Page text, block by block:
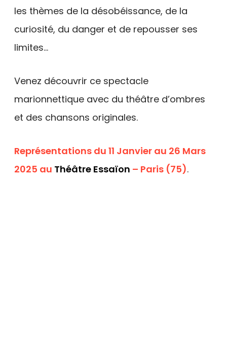
les thèmes de la désobéissance, de la
curiosité, du danger et de repousser ses
limites…
Venez découvrir ce spectacle
marionnettique avec du théâtre d’ombres
et des chansons originales.
Représentations du 11 Janvier au 26 Mars
2025 au Théâtre Essaïon – Paris (75).